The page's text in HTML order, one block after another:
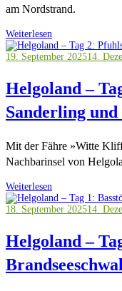
am Nordstrand.
Weiterlesen
19. September 202514.
Helgoland –
Sanderling
Mit der Fähre »Witte
Nachbarinsel von
Weiterlesen
18. September 202514.
Helgoland –